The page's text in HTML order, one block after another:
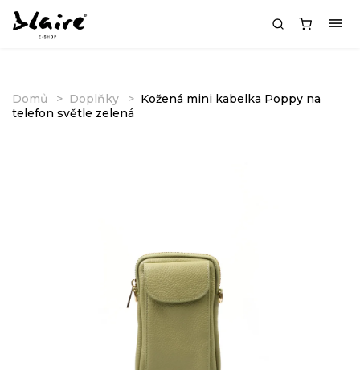
Domů Doplňky
Kožená mini kabelka Poppy na
telefon světle zelená